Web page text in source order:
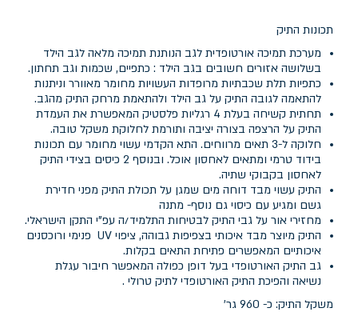
תכונות התיק
מערכת תמיכה אורטופדית לגב הנותנת תמיכה מלאה לגב הילד
בשלושה אזורים חשובים בגב הילד : כתפיים, שכמות וגב תחתון.
כתפיות תלת שכבתיות מרופדות העשויות מחומר מאוורר וניתנות
להתאמה לגובה התיק על גב הילד ולהתאמת מרחק התיק מהגב.
תחתית קשיחה בעלת 4 רגליות פלסטיק המאפשרת את העמדת
התיק על הרצפה בצורה יציבה ותורמת לחלוקת משקל טובה.
חלוקה ל-3 תאים מרווחים. התא הקדמי עשוי מחומר עם תכונות
בידוד טרמי ומתאים לאחסון אוכל. ובנוסף 2 כיסים בצידי התיק
לאחסון בקבוקי שתיה.
התיק עשוי מבד דוחה מים שמגן על תכולת התיק מפני חדירת
גשם ומגיע עם כיסוי גם נוסף- מתנה
מחזירי אור על גבי התיק לבטיחות התלמיד/ה עפ"י התקן הישראלי.
התיק מיוצר מבד איכותי בצפיפות גבוהה, ציפוי UV פנימי ורוכסנים
איכותיים המאפשרים פתיחת התאים בקלות.
גב התיק האורטופדי בעל דופן כפולה המאפשר חיבור עגלת
נשיאה והפיכת התיק האורטופדי לתיק טרולי .
משקל התיק: כ- 960 גר'